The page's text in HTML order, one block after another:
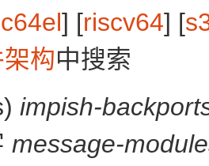
] [riscv64] [
构中搜索
impish-
message-